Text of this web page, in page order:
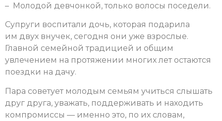
– Молодой девчонкой, только волосы поседели.
Супруги воспитали дочь, которая подарила
им двух внучек, сегодня они уже взрослые.
Главной семейной традицией и общим
увлечением на протяжении многих лет остаются
поездки на дачу.
Пара советует молодым семьям учиться слышать
друг друга, уважать, поддерживать и находить
компромиссы — именно это, по их словам,